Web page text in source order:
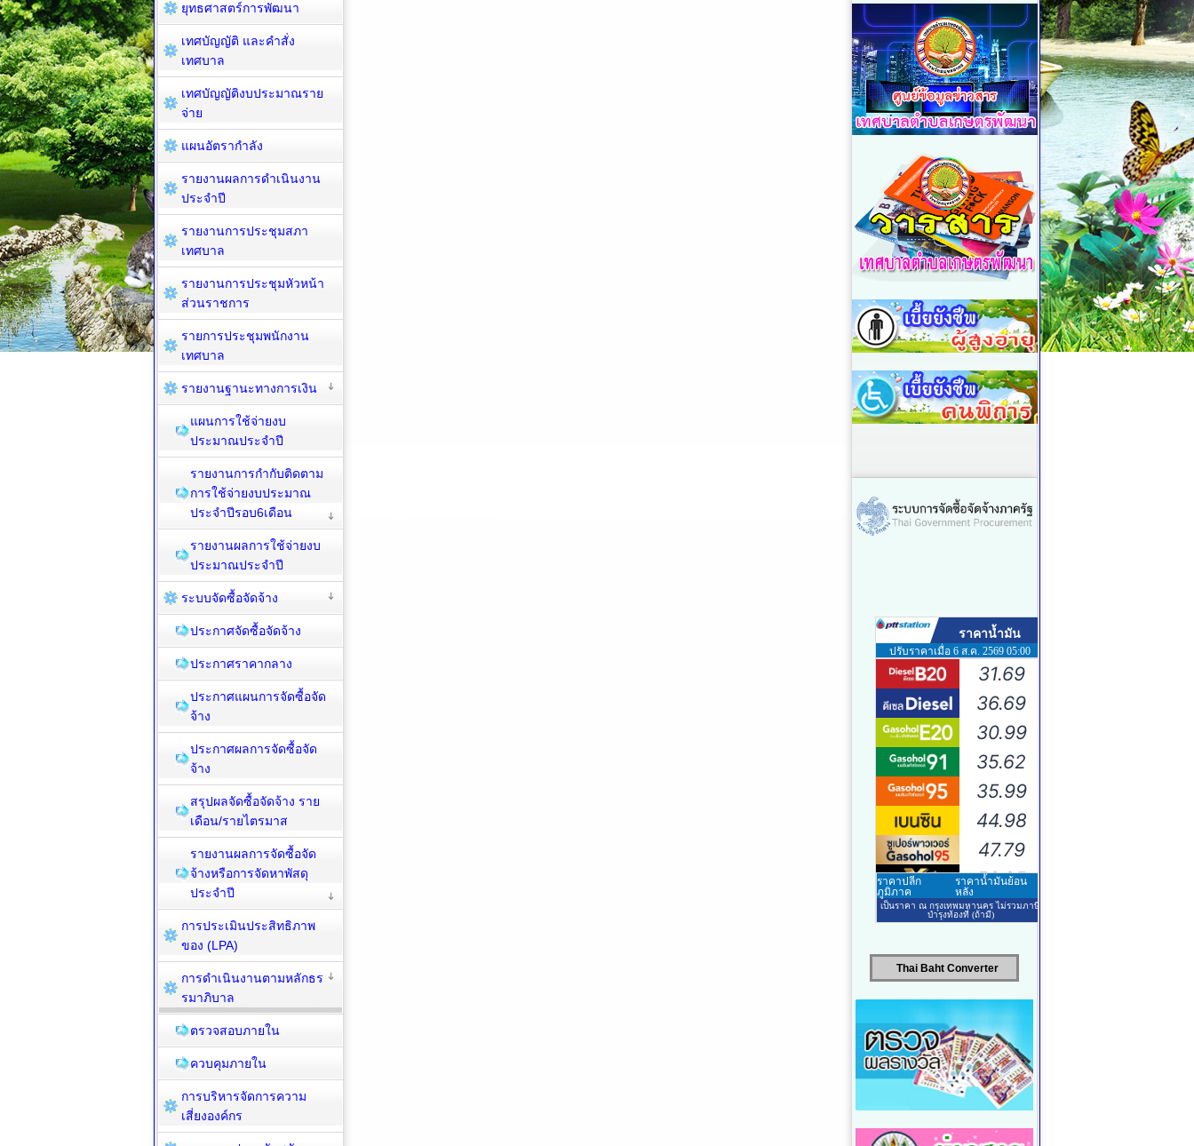
ยุทธศาสตร์การพัฒนา
เทศบัญญัติ และคำสั่ง
เทศบาล
เทศบัญญัติงบประมาณราย
จ่าย
แผนอัตรากำลัง
รายงานผลการดำเนินงาน
ประจำปี
รายงานการประชุมสภา
เทศบาล
รายงานการประชุมหัวหน้า
ส่วนราชการ
รายการประชุมพนักงาน
เทศบาล
รายงานฐานะทางการเงิน
แผนการใช้จ่ายงบ
ประมาณประจำปี
รายงานการกำกับติดตาม
การใช้จ่ายงบประมาณ
ประจำปีรอบ6เดือน
รายงานผลการใช้จ่ายงบ
ประมาณประจำปี
ระบบจัดซื้อจัดจ้าง
ประกาศจัดซื้อจัดจ้าง
ประกาศราคากลาง
ประกาศแผนการจัดซื้อจัด
จ้าง
ประกาศผลการจัดซื้อจัด
จ้าง
สรุปผลจัดซื้อจัดจ้าง ราย
เดือน/รายไตรมาส
รายงานผลการจัดซื้อจัด
จ้างหรือการจัดหาพัสดุ
ประจำปี
การประเมินประสิทธิภาพ
ของ (LPA)
การดำเนินงานตามหลักธร
รมาภิบาล
ตรวจสอบภายใน
ควบคุมภายใน
การบริหารจัดการความ
เสี่ยงองค์กร
Thai Baht Converter